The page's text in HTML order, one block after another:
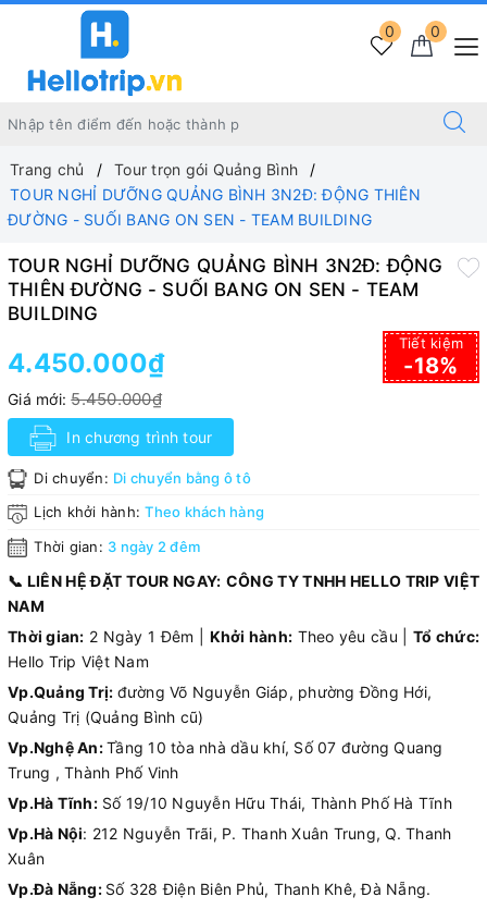
0
0
Trang chủ
Tour trọn gói Quảng Bình
TOUR NGHỈ DƯỠNG QUẢNG BÌNH 3N2Đ: ĐỘNG THIÊN
ĐƯỜNG - SUỐI BANG ON SEN - TEAM BUILDING
TOUR NGHỈ DƯỠNG QUẢNG BÌNH 3N2Đ: ĐỘNG
THIÊN ĐƯỜNG - SUỐI BANG ON SEN - TEAM
BUILDING
4.450.000₫
Giá mới:5.450.000₫
Tiết kiệm
-18%
In chương trình tour
Di chuyển: Di chuyển bằng ô tô
Lịch khởi hành:Theo khách hàng
Thời gian: 3 ngày 2 đêm
📞 LIÊN HỆ ĐẶT TOUR NGAY: CÔNG TY TNHH HELLO TRIP VIỆT
NAM
Thời gian: 2 Ngày 1 Đêm | Khởi hành: Theo yêu cầu | Tổ chức:
Hello Trip Việt Nam
Vp.Quảng Trị: đường Võ Nguyễn Giáp, phường Đồng Hới,
Quảng Trị (Quảng Bình cũ)
Vp.Nghệ An:Tầng 10 tòa nhà dầu khí, Số 07 đường Quang
Trung , Thành Phố Vinh
Vp.Hà Tĩnh:Số 19/10 Nguyễn Hữu Thái, Thành Phố Hà Tĩnh
Vp.Hà Nội: 212 Nguyễn Trãi, P. Thanh Xuân Trung, Q. Thanh
Xuân
Vp.Đà Nẵng: Số 328 Điện Biên Phủ, Thanh Khê, Đà Nẵng.